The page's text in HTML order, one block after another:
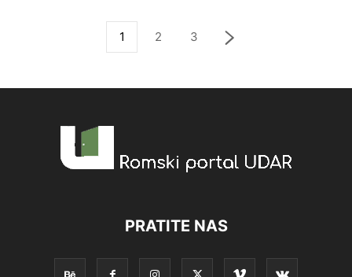
1 2 3
PRATITE NAS